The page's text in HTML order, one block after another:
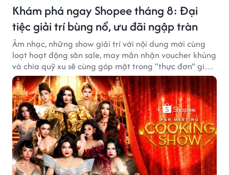
Khám phá ngay Shopee tháng 8: Đại
tiệc giải trí bùng nổ, ưu đãi ngập tràn
Âm nhạc, những show giải trí với nội dung mới cùng
loạt hoạt động săn sale, may mắn nhận voucher khủng
và chia quỹ xu sẽ cùng góp mặt trong “thực đơn” giải
trí cuối tuần trên Shopee, diễn ra liên tiếp vào ngày
7/8 và 8/8.